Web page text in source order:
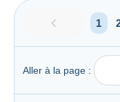
1
Aller à la page :